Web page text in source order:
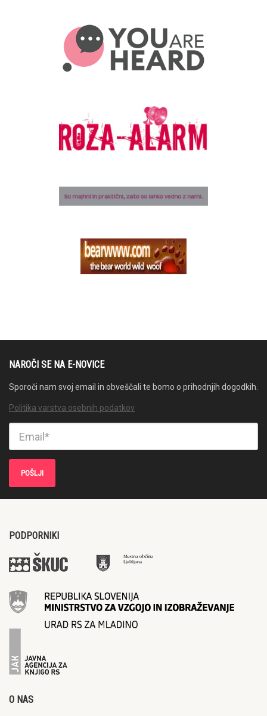
NAROČI SE NA E-NOVICE
Sporoči nam svoj email in obveščali te bomo o prihodnjih dogodkih.
Politika varstva osebnih podatkov
PODPORNIKI
O NAS